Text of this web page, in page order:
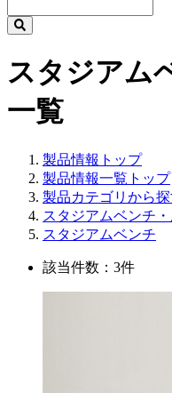
スタジアム
一覧
製品情報トップ
製品情報一覧トップ
製品カテゴリから探
スタジアムベンチ
スタジアムベンチ
該当件数：3件